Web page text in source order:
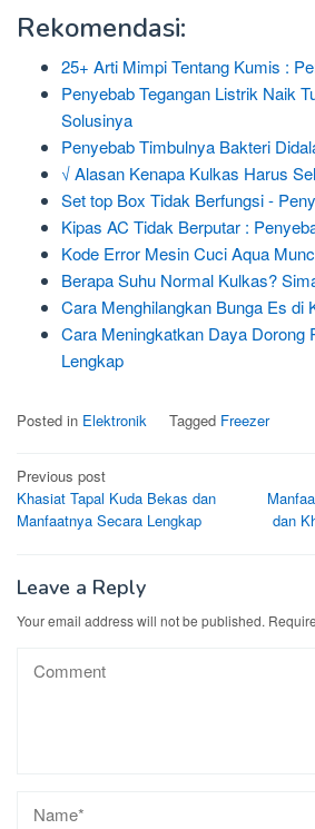
Rekomendasi:
25+ Arti Mimpi Tentang Kumis :
Penyebab Tegangan Listrik Naik
Solusinya
Penyebab Timbulnya Bakteri
√ Alasan Kenapa Kulkas Harus
Set top Box Tidak Berfungsi -
Kipas AC Tidak Berputar :
Kode Error Mesin Cuci Aqua
Berapa Suhu Normal Kulkas?
Cara Menghilangkan Bunga Es di
Cara Meningkatkan Daya Dorong
Lengkap
Posted in Elektronik Tagged Freezer
Post
navigation
Previous post
Khasiat Tapal Kuda Bekas dan
Manfaatnya Secara Lengkap
dan
Leave a Reply
Your email address will not be published.